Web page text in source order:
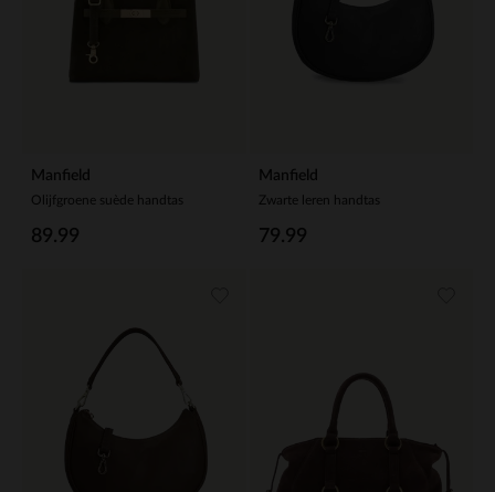
Manfield
Olijfgroene suède handtas
89.99
Manfield
Zwarte leren handtas
79.99